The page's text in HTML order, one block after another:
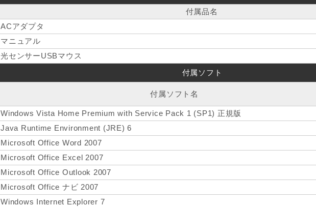
付属品名
ACアダプタ
マニュアル
光センサーUSBマウス
付属ソフト
付属ソフト名
Windows Vista Home Premium with Service Pack 1 (SP1) 正規版
Java Runtime Environment (JRE) 6
Microsoft Office Word 2007
Microsoft Office Excel 2007
Microsoft Office Outlook 2007
Microsoft Office ナビ 2007
Windows Internet Explorer 7